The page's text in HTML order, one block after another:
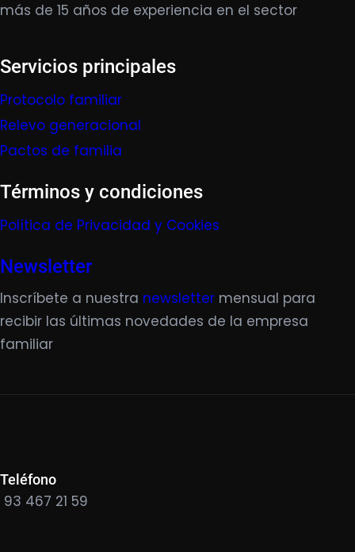
más de 15 años de experiencia en el sector
Servicios principales
Protocolo familiar
Relevo generacional
Pactos de familia
Términos y condiciones
Política de Privacidad y Cookies
Newsletter
Inscríbete a nuestra newsletter mensual para
recibir las últimas novedades de la empresa
familiar
Teléfono
93 467 21 59